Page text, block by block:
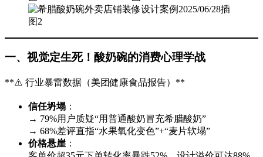
一、视觉定生死！酸奶碗的消费心理学战
​**⚠️ 行业暴雷数据（美团健康食品报告）​**​
信任坍塌 ​：
→ 79%用户质疑“用普通酸奶冒充希腊酸奶”
→ 68%差评直指“水果氧化变色”+“麦片软塌”
价格悬崖 ​：